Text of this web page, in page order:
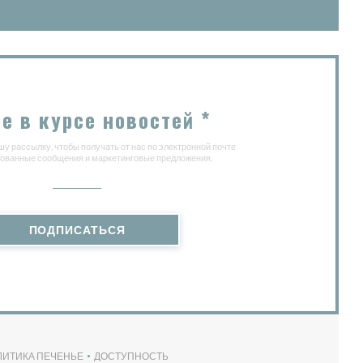
в курсе новостей *
рассылку, чтобы получать от нас по электронной почте
сообщения и маркетинговые предложения.
ПОДПИСАТЬСЯ
ПЕЧЕНЬЕ ДОСТУПНОСТЬ